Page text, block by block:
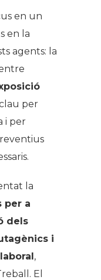
en un
en la
agents: la
per
i per
la
per a
dels
i
,
El